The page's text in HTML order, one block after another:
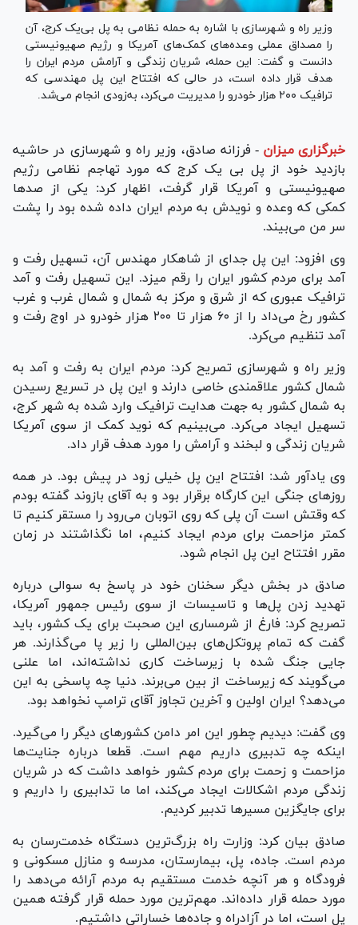
وزیر راه و شهرسازی با اشاره به حمله نظامی به پل بی‌یک کرج، آن
را مصداق عملی وعده‌های کمک‌های آمریکا و رژیم صهیونیستی
دانست و گفت: این حمله، شریان زندگی و آرامش مردم ایران را
هدف قرار داده است، در حالی که افتتاح این پل مهندسی که
ترافیک ۲۰۰ هزار خودرو را مدیریت می‌کرد، به‌زودی انجام می‌شد.
خبرگزاری میزان - فرزانه صادق، وزیر راه و شهرسازی در حاشیه
بازدید خود از پل بی یک کرج که مورد تهاجم نظامی رژیم
صهیونیستی و آمریکا قرار گرفت، اظهار کرد: یکی از صد‌ها
کمکی که وعده و نویدش به مردم ایران داده شده بود را پشت
سر من می‌بیند.
وی افزود: این پل جدای از شاهکار مهندس آن، تسهیل رفت و
آمد برای مردم کشور ایران را رقم میزد. این تسهیل رفت و آمد
ترافیک عبوری که از شرق و مرکز به شمال و شمال غرب و غرب
کشور رخ می‌داد را از ۶۰ هزار تا ۲۰۰ هزار خودرو در اوج رفت و
آمد تنظیم می‌کرد.
وزیر راه و شهرسازی تصریح کرد: مردم ایران به رفت و آمد به
شمال کشور علاقمندی خاصی دارند و این پل در تسریع رسیدن
به شمال کشور به جهت هدایت ترافیک وارد شده به شهر کرج،
تسهیل ایجاد می‌کرد. می‌بینیم که نوید کمک از سوی آمریکا
شریان زندگی و لبخند و آرامش را مورد هدف قرار داد.
وی یادآور شد: افتتاح این پل خیلی زود در پیش بود. در همه
روز‌های جنگی این کارگاه برقرار بود و به آقای بازوند گفته بودم
که وقتش است آن پلی که روی اتوبان می‌رود را مستقر کنیم تا
کمتر مزاحمت برای مردم ایجاد کنیم، اما نگذاشتند در زمان
مقرر افتتاح این پل انجام شود.
صادق در بخش دیگر سخنان خود در پاسخ به سوالی درباره
تهدید زدن پل‌ها و تاسیسات از سوی رئیس جمهور آمریکا،
تصریح کرد: فارغ از شرمساری این صحبت برای یک کشور، باید
گفت که تمام پروتکل‌های بین‌المللی را زیر پا می‌گذارند. هر
جایی جنگ شده با زیرساخت کاری نداشته‌اند، اما علنی
می‌گویند که زیرساخت از بین می‌برند. دنیا چه پاسخی به این
می‌دهد؟ ایران اولین و آخرین تجاوز آقای ترامپ نخواهد بود.
وی گفت: دیدیم چطور این امر دامن کشور‌های دیگر را می‌گیرد.
اینکه چه تدبیری داریم مهم است. قطعا درباره جنایت‌ها
مزاحمت و زحمت برای مردم کشور خواهد داشت که در شریان
زندگی مردم اشکالات ایجاد می‌کند، اما ما تدابیری را داریم و
برای جایگزین مسیر‌ها تدبیر کردیم.
صادق بیان کرد: وزارت راه بزرگ‌ترین دستگاه خدمت‌رسان به
مردم است. جاده، پل، بیمارستان، مدرسه و منازل مسکونی و
فرودگاه و هر آنچه خدمت مستقیم به مردم آرائه می‌دهد را
مورد حمله قرار داده‌اند. مهم‌ترین مورد حمله قرار گرفته همین
پل است، اما در آزادراه و جاده‌ها خساراتی داشتیم.